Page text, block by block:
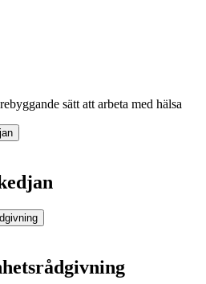
sätt att arbeta med hälsa